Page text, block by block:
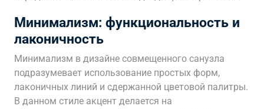
Минимализм: функциональность и
лаконичность
Минимализм в дизайне совмещенного санузла
подразумевает использование простых форм,
лаконичных линий и сдержанной цветовой палитры.
В данном стиле акцент делается на